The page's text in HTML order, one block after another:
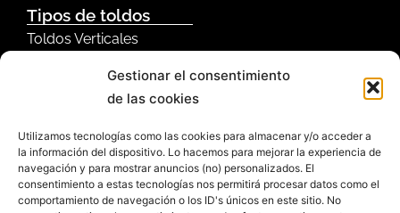
Gestionar el consentimiento
de las cookies
Utilizamos tecnologías como las cookies para almacenar y/o acceder a
la información del dispositivo. Lo hacemos para mejorar la experiencia de
navegación y para mostrar anuncios (no) personalizados. El
consentimiento a estas tecnologías nos permitirá procesar datos como el
comportamiento de navegación o los ID's únicos en este sitio. No
Tipos de toldos
Toldos Verticales
Toldos Horizontales
Toldos Laterales
Dónde lo quieres
Toldos para patios y jardines